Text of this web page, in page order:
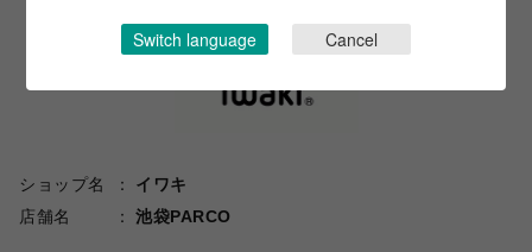
ショップ名
イワキ
店舗名
池袋PARCO
Switch language Cancel